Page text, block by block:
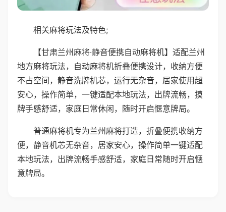
相关麻将玩法及特色;
【甘肃兰州麻将·静音便携自动麻将机】适配兰州
地方麻将玩法，自动麻将机折叠便携设计，收纳方便
不占空间，静音洗牌机芯，运行无杂音，居家使用超
安心，操作简单，一键适配本地玩法，出牌流畅，摸
牌手感舒适，家庭日常休闲，随时开启惬意牌局。
普通麻将机专为兰州麻将打造，折叠便携收纳方
便，静音机芯无杂音，居家安心，操作简单一键适配
本地玩法，出牌流畅手感舒适，家庭日常随时开启惬
意牌局。